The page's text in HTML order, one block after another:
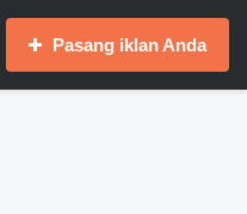
Pasang iklan Anda